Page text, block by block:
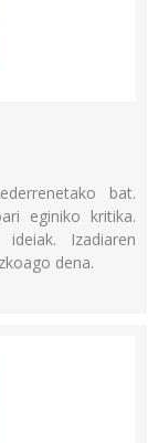
bat.
eginiko kritika.
Izadiaren
dena.